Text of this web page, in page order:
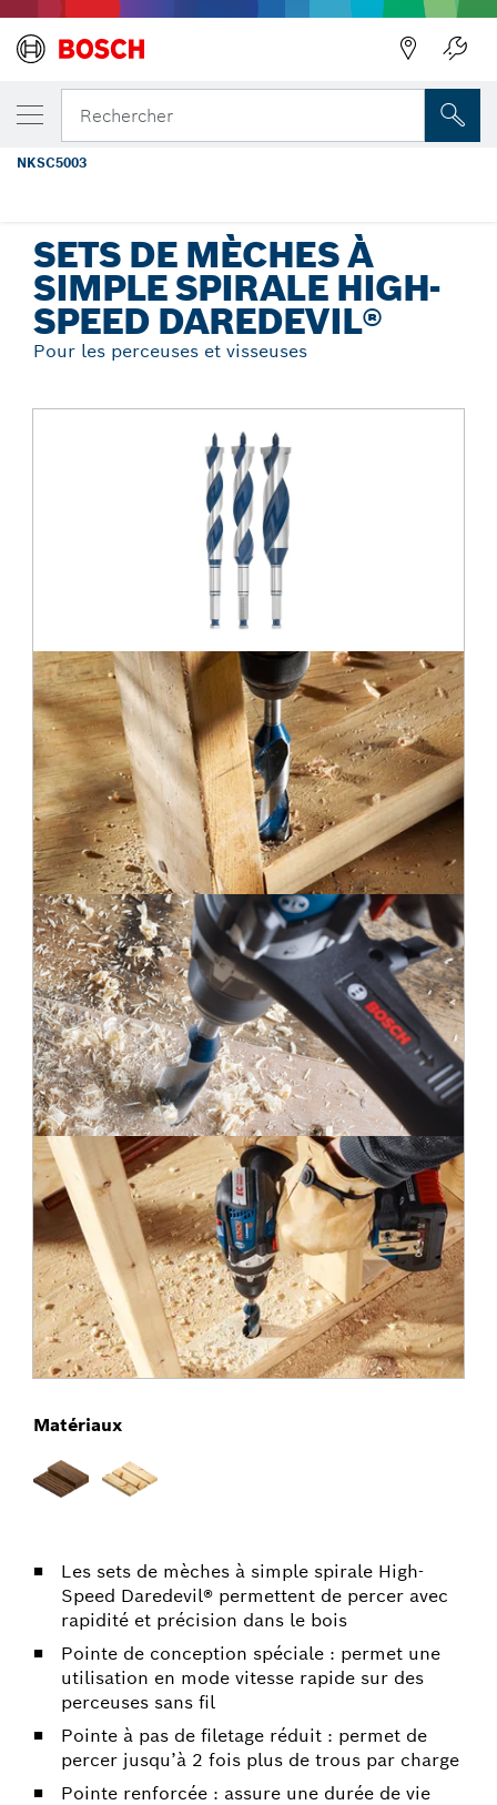
Rechercher
SETS DE MÈCHES À
SIMPLE SPIRALE HIGH-
SPEED DAREDEVIL®
Pour les perceuses et visseuses
Les sets de mèches à simple spirale High-
Speed Daredevil® permettent de percer avec
rapidité et précision dans le bois
Pointe de conception spéciale : permet une
utilisation en mode vitesse rapide sur des
perceuses sans fil
Pointe à pas de filetage réduit : permet de
percer jusqu’à 2 fois plus de trous par charge
Pointe renforcée : assure une durée de vie
Matériaux
VOTRE VARIANTE SÉLECTIONNÉE
Mèche à simple spirale High-Speed
Daredevil®, set de 3 pièces
NKSC5003